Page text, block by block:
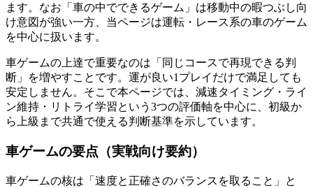
ます。なお「車の中でできるゲーム」は移動中の暇つぶし向
け意図が強い一方、当ページは運転・レース系の車のゲーム
を中心に扱います。
車ゲームの上達で重要なのは「同じコースで再現できる判
断」を増やすことです。運が良い1プレイだけで満足しても
安定しません。そこで本ページでは、減速タイミング・ライ
ン維持・リトライ学習という3つの評価軸を中心に、初級か
ら上級まで共通で使える判断基準を示しています。
車ゲームの要点（実戦向け要約）
車ゲームの核は「速度と正確さのバランスを取ること」と